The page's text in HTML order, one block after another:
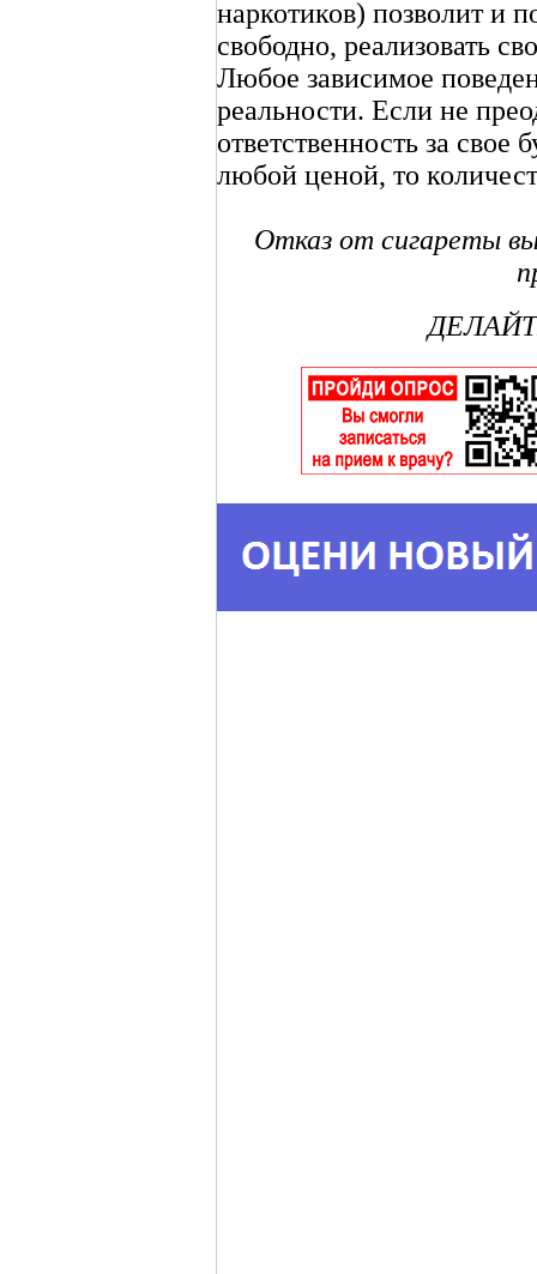
наркотиков) позволит и
свободно, реализовать
Любое зависимое
реальности. Если не
ответственность за свое
любой ценой, то
Отказ от сигареты